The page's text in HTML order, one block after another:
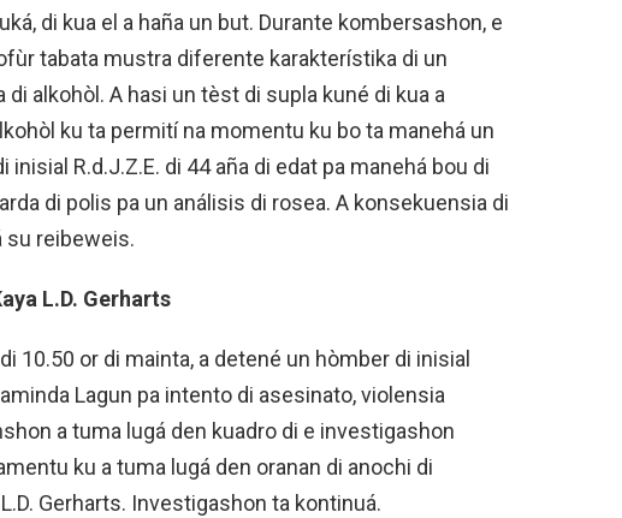
di kua el a haña un but. Durante kombersashon, e
tabata mustra diferente karakterístika di un
alkohòl. A hasi un tèst di supla kuné di kua a
ku ta permití na momentu ku bo ta manehá un
R.d.J.Z.E. di 44 aña di edat pa manehá bou di
di polis pa un análisis di rosea. A konsekuensia di
su reibeweis.
L.D. Gerharts
10.50 or di mainta, a detené un hòmber di inisial
Lagun pa intento di asesinato, violensia
a tuma lugá den kuadro di e investigashon
ku a tuma lugá den oranan di anochi di
Gerharts. Investigashon ta kontinuá.